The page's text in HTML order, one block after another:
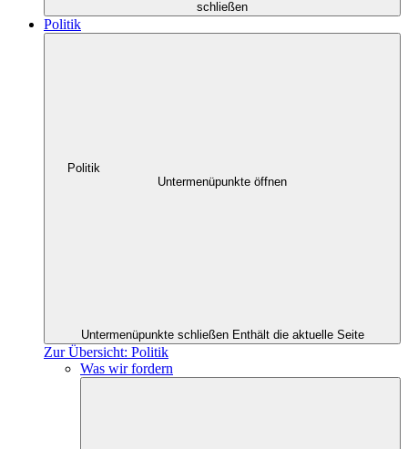
schließen
Politik
Politik
Untermenüpunkte öffnen
Untermenüpunkte schließen Enthält die aktuelle Seite
Zur Übersicht: Politik
Was wir fordern